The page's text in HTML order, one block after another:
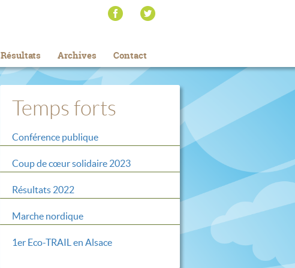
Résultats Archives Contact
Temps forts
Conférence publique
Coup de cœur solidaire 2023
Résultats 2022
Marche nordique
1er Eco-TRAIL en Alsace